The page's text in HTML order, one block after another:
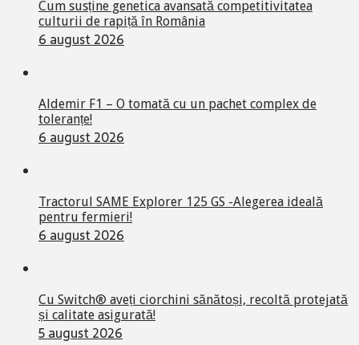
Cum susține genetica avansată competitivitatea
culturii de rapiță în România
6 august 2026
Aldemir F1 – O tomată cu un pachet complex de
toleranțe!
6 august 2026
Tractorul SAME Explorer 125 GS -Alegerea ideală
pentru fermieri!
6 august 2026
Cu Switch® aveți ciorchini sănătoși, recoltă protejată
și calitate asigurată!
5 august 2026